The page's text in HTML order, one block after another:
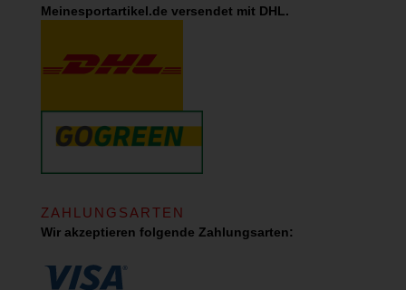
Meinesportartikel.de versendet mit DHL.
ZAHLUNGSARTEN
Wir akzeptieren folgende Zahlungsarten: